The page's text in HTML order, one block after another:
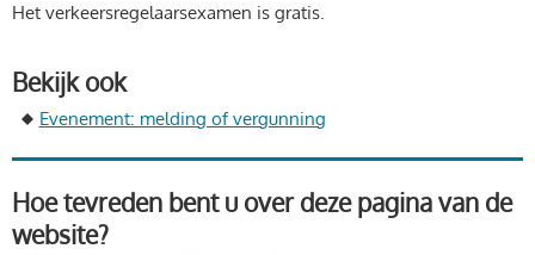
Het verkeersregelaarsexamen is gratis.
Bekijk ook
Evenement: melding of vergunning
Hoe tevreden bent u over deze pagina van de
website?